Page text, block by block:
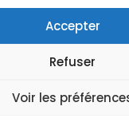
Accepter
Refuser
Voir les